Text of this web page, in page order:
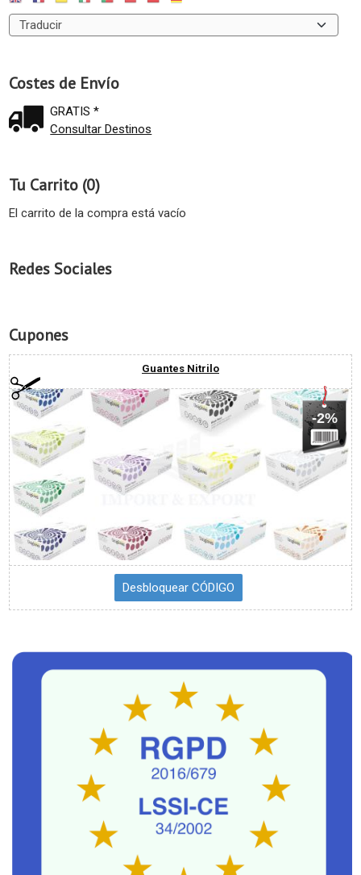
Costes de Envío
GRATIS *
Consultar Destinos
Tu Carrito (0)
El carrito de la compra está vacío
Redes Sociales
Cupones
Guantes Nitrilo
-2%